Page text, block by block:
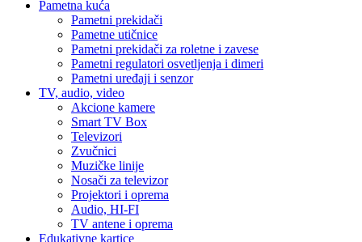
Pametna kuća
Pametni prekidači
Pametne utičnice
Pametni prekidači za roletne i zavese
Pametni regulatori osvetljenja i dimeri
Pametni uređaji i senzor
TV, audio, video
Akcione kamere
Smart TV Box
Televizori
Zvučnici
Muzičke linije
Nosači za televizor
Projektori i oprema
Audio, HI-FI
TV antene i oprema
Edukativne kartice